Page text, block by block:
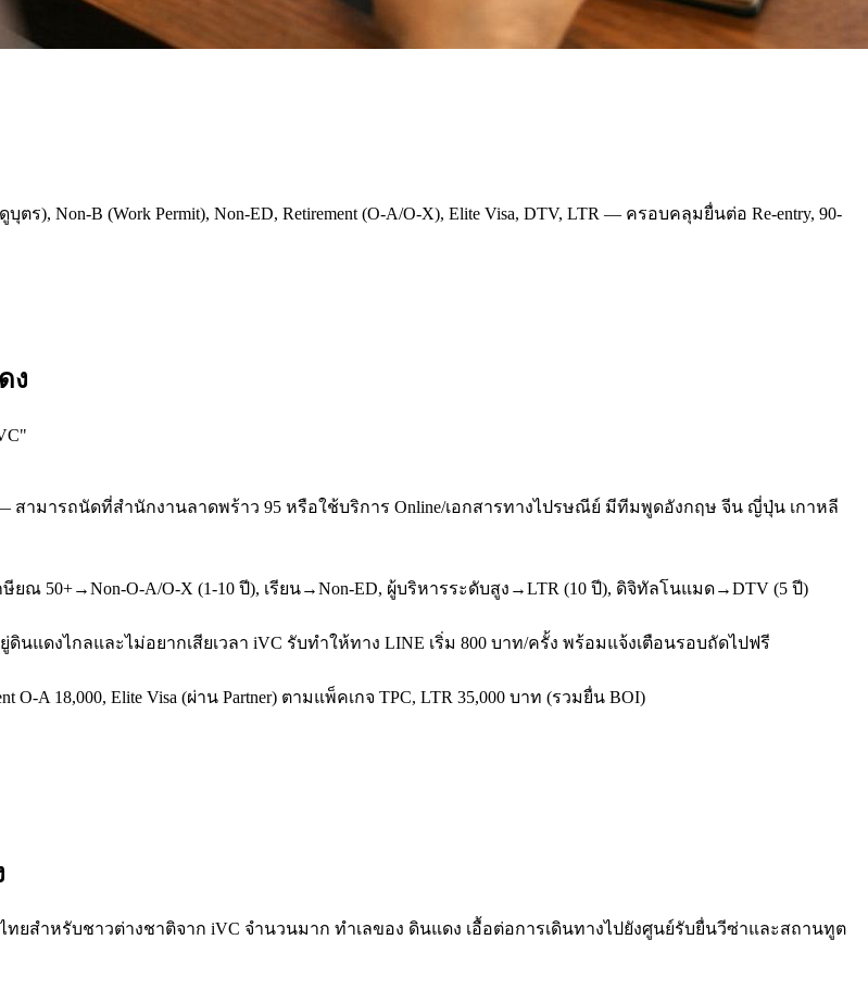
Non-B (Work Permit), Non-ED, Retirement (O-A/O-X), Elite Visa, DTV, LTR — ครอบคลุมยื่นต่อ Re-entry, 90-
ง
"
ามารถนัดที่สำนักงานลาดพร้าว 95 หรือใช้บริการ Online/เอกสารทางไปรษณีย์ มีทีมพูดอังกฤษ จีน ญี่ปุ่น เกาหลี
ษียณ 50+→Non-O-A/O-X (1-10 ปี), เรียน→Non-ED, ผู้บริหารระดับสูง→LTR (10 ปี), ดิจิทัลโนแมด→DTV (5 ปี)
นแดงไกลและไม่อยากเสียเวลา iVC รับทำให้ทาง LINE เริ่ม 800 บาท/ครั้ง พร้อมแจ้งเตือนรอบถัดไปฟรี
O-A 18,000, Elite Visa (ผ่าน Partner) ตามแพ็คเกจ TPC, LTR 35,000 บาท (รวมยื่น BOI)
สำหรับชาวต่างชาติจาก iVC จำนวนมาก ทำเลของ ดินแดง เอื้อต่อการเดินทางไปยังศูนย์รับยื่นวีซ่าและสถานทูต